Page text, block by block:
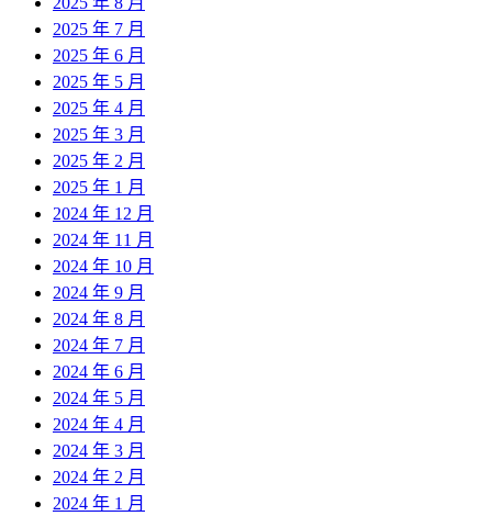
2025 年 7 月
2025 年 6 月
2025 年 5 月
2025 年 4 月
2025 年 3 月
2025 年 2 月
2025 年 1 月
2024 年 12 月
2024 年 11 月
2024 年 10 月
2024 年 9 月
2024 年 8 月
2024 年 7 月
2024 年 6 月
2024 年 5 月
2024 年 4 月
2024 年 3 月
2024 年 2 月
2024 年 1 月